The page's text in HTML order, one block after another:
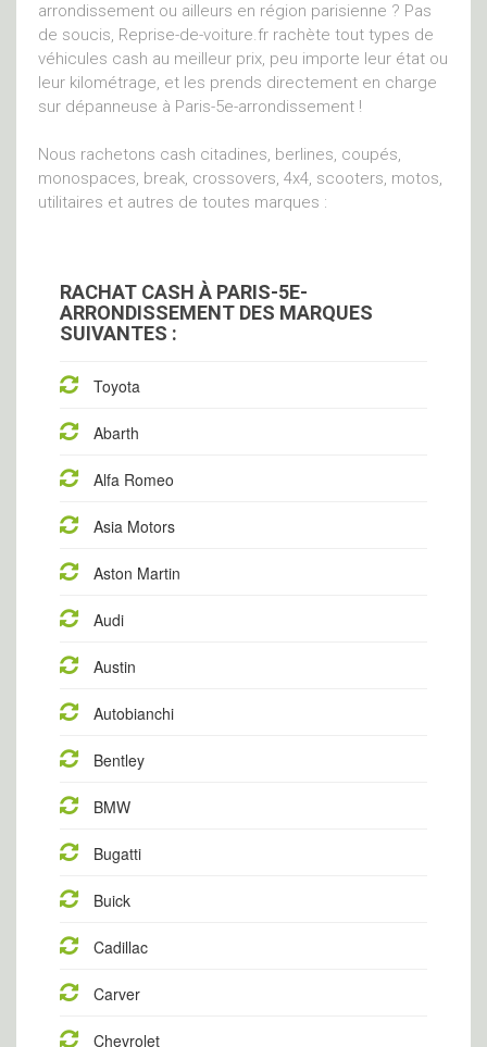
arrondissement ou ailleurs en région parisienne ? Pas
de soucis, Reprise-de-voiture.fr rachète tout types de
véhicules cash au meilleur prix, peu importe leur état ou
leur kilométrage, et les prends directement en charge
sur dépanneuse à Paris-5e-arrondissement !
Nous rachetons cash citadines, berlines, coupés,
monospaces, break, crossovers, 4x4, scooters, motos,
utilitaires et autres de toutes marques :
RACHAT CASH À PARIS-5E-
ARRONDISSEMENT DES MARQUES
SUIVANTES :
Toyota
Abarth
Alfa Romeo
Asia Motors
Aston Martin
Audi
Austin
Autobianchi
Bentley
BMW
Bugatti
Buick
Cadillac
Carver
Chevrolet